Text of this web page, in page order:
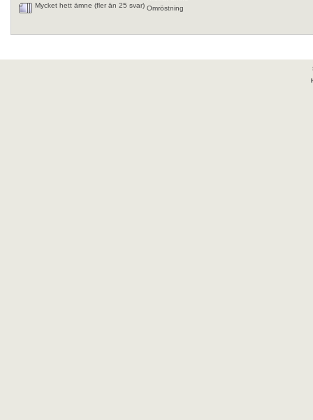
Mycket hett ämne (fler än 25 svar) Omröstning